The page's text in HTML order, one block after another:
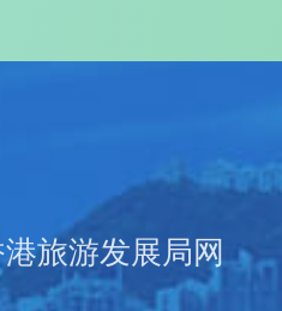
旅游发展局网